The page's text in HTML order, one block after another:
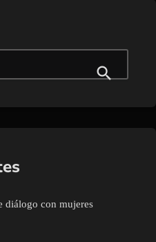
diálogo con mujeres